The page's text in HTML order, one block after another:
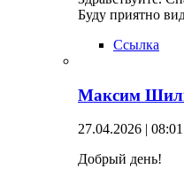
Буду приятно
Ссылка
Максим
27.04.2026 | 08:01
Добрый день!